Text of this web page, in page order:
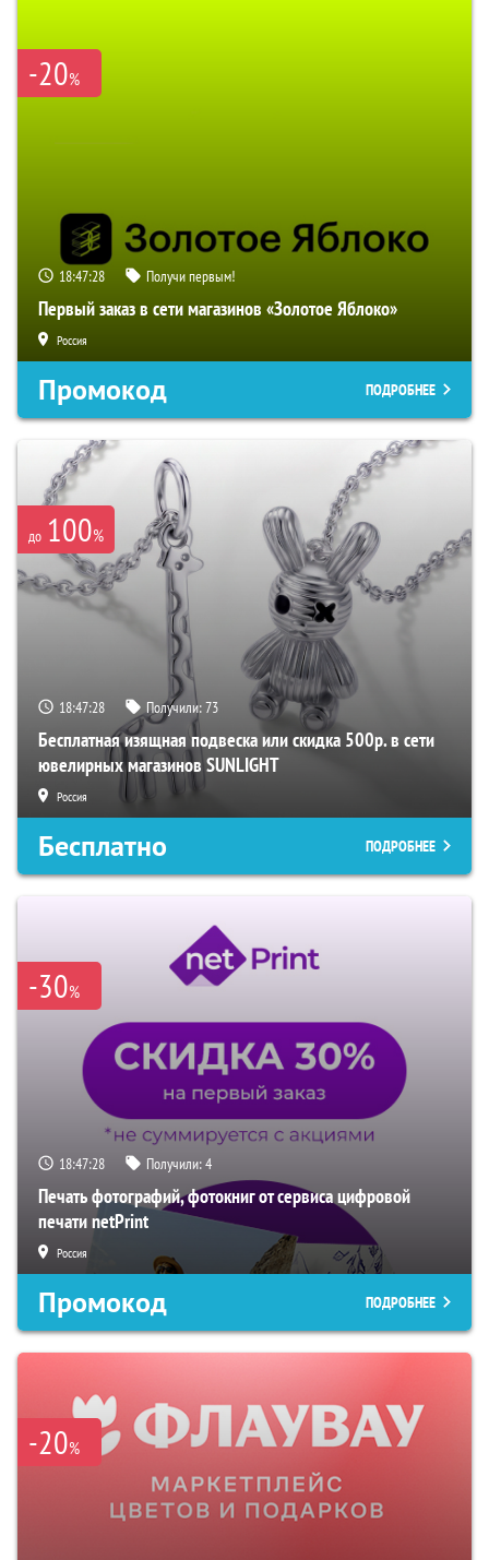
-20%
18:47:27 Получи первым!
Первый заказ в сети магазинов «Золотое Яблоко»
Россия
Промокод ПОДРОБНЕЕ
до 100%
18:47:27 Получили:73
Бесплатная изящная подвеска или скидка 500р. в сети
ювелирных магазинов SUNLIGHT
Россия
Бесплатно ПОДРОБНЕЕ
-30%
18:47:27 Получили:4
Печать фотографий, фотокниг от сервиса цифровой
печати netPrint
Россия
Промокод ПОДРОБНЕЕ
-20%